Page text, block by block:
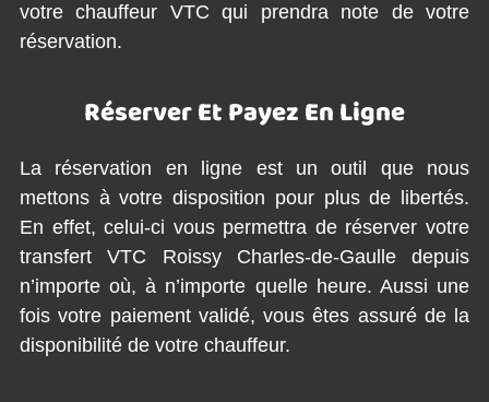
votre chauffeur VTC qui prendra note de votre
réservation.
Réserver Et Payez En Ligne
La réservation en ligne est un outil que nous
mettons à votre disposition pour plus de libertés.
En effet, celui-ci vous permettra de réserver votre
transfert VTC Roissy Charles-de-Gaulle depuis
n’importe où, à n’importe quelle heure. Aussi une
fois votre paiement validé, vous êtes assuré de la
disponibilité de votre chauffeur.